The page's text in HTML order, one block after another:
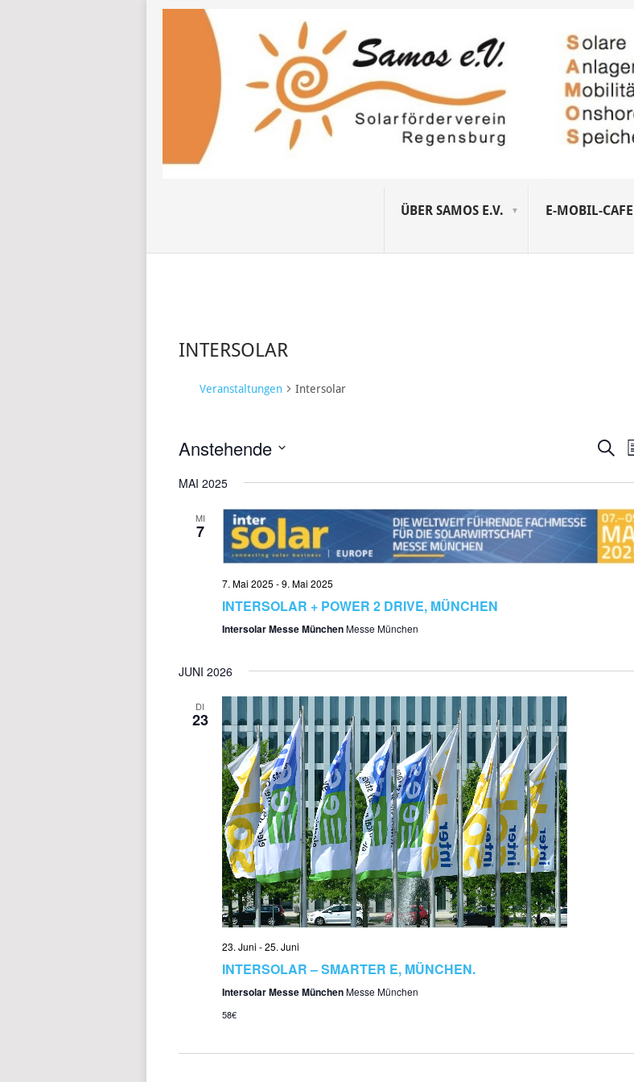
ÜBER SAMOS E.V. E-MOBIL-CAFE
INTERSOLAR
Veranstaltungen Intersolar
Suche
Anstehende
wählen.
MAI 2025
MI
7
7. Mai 2025 -9. Mai 2025
INTERSOLAR + POWER 2 DRIVE, MÜNCHEN
Intersolar Messe MünchenMesse München
JUNI 2026
DI
23
23. Juni -25. Juni
INTERSOLAR – SMARTER E, MÜNCHEN.
Intersolar Messe MünchenMesse München
58€